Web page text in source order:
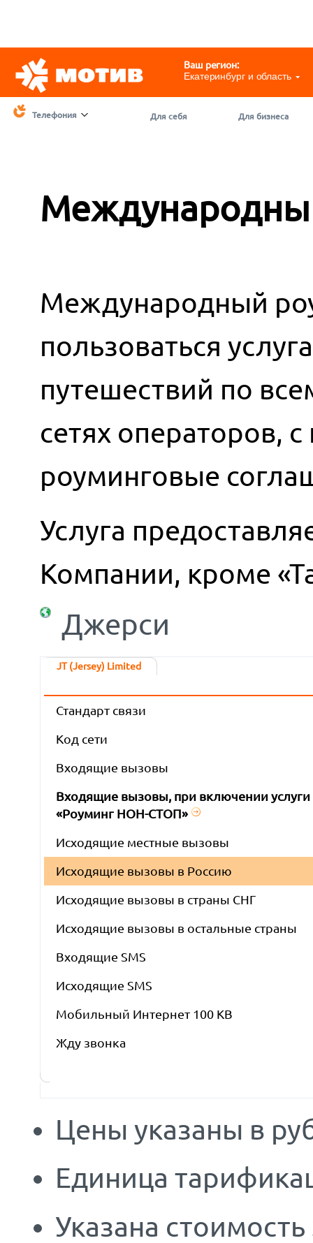
Ваш регион:
Екатеринбург и область
Телефония Для себя Для бизнеса
Международный
пользоваться
путешествий по
сетях операторов,
роуминговые
Услуга
Компании, кроме
Джерси
JT (Jersey) Limited
Стандарт связи
Код сети
Входящие вызовы
Входящие вызовы, при включении услуги
«Роуминг НОН-СТОП»
Исходящие местные вызовы
Исходящие вызовы в Россию
Исходящие вызовы в страны СНГ
Исходящие вызовы в остальные страны
Входящие SMS
Исходящие SMS
Мобильный Интернет 100 KB
Жду звонка
Цены указаны в
Единица
Указана